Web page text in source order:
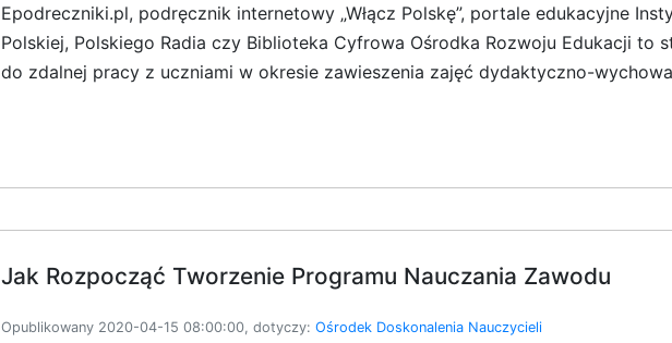
Epodreczniki.pl, podręcznik internetowy „Włącz Polskę”, portale edukacyjne
Polskiej, Polskiego Radia czy Biblioteka Cyfrowa Ośrodka Rozwoju Edukacji to
do zdalnej pracy z uczniami w okresie zawieszenia zajęć dydaktyczno-
Jak Rozpocząć Tworzenie Programu Nauczania Zawodu
Opublikowany 2020-04-15 08:00:00, dotyczy: Ośrodek Doskonalenia Nauczycieli